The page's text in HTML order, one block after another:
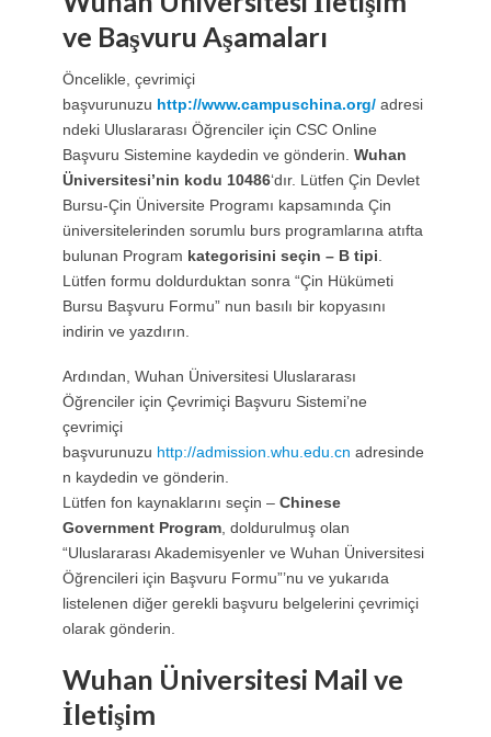
ve Başvuru Aşamaları
Öncelikle, çevrimiçi
başvurunuzu http://www.campuschina.org/adresi
ndeki Uluslararası Öğrenciler için CSC Online
Başvuru Sistemine kaydedin ve gönderin. Wuhan
Üniversitesi’nin kodu 10486‘dır. Lütfen Çin Devlet
Bursu-Çin Üniversite Programı kapsamında Çin
üniversitelerinden sorumlu burs programlarına atıfta
bulunan Program kategorisini seçin – B tipi.
Lütfen formu doldurduktan sonra “Çin Hükümeti
Bursu Başvuru Formu” nun basılı bir kopyasını
indirin ve yazdırın.
Ardından, Wuhan Üniversitesi Uluslararası
Öğrenciler için Çevrimiçi Başvuru Sistemi’ne
çevrimiçi
başvurunuzu http://admission.whu.edu.cn adresinde
n kaydedin ve gönderin.
Lütfen fon kaynaklarını seçin – Chinese
Government Program, doldurulmuş olan
“Uluslararası Akademisyenler ve Wuhan Üniversitesi
Öğrencileri için Başvuru Formu”’nu ve yukarıda
listelenen diğer gerekli başvuru belgelerini çevrimiçi
olarak gönderin.
Wuhan Üniversitesi Mail ve
İletişim